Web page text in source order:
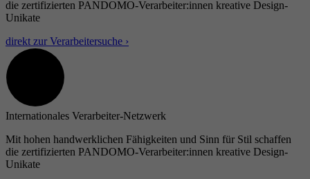
die zertifizierten PANDOMO-Verarbeiter:innen kreative Design-
Unikate
direkt zur Verarbeitersuche ›
Internationales Verarbeiter-Netzwerk
Mit hohen handwerklichen Fähigkeiten und Sinn für Stil schaffen
die zertifizierten PANDOMO-Verarbeiter:innen kreative Design-
Unikate